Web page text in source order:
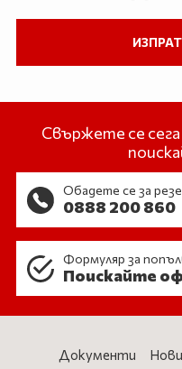
Свържете се
Обадете се за
0888 200 860
Формуляр за
Поискайте
Документи